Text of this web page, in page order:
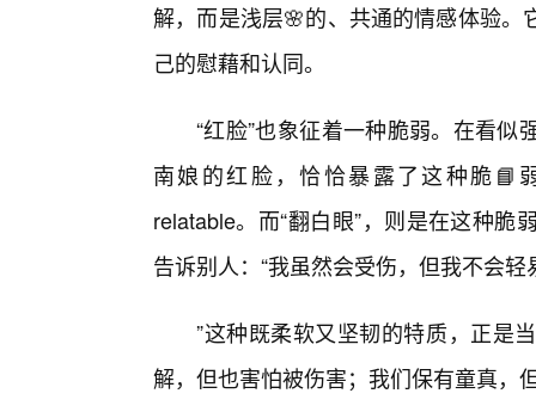
解，而是浅层🌸的、共通的情感体验
己的慰藉和认同。
“红脸”也象征着一种脆弱。在看
南娘的红脸，恰恰暴露了这种脆📘
relatable。而“翻白眼”，则是在这种
告诉别人：“我虽然会受伤，但我不会轻
”这种既柔软又坚韧的特质，正是
解，但也害怕被伤害；我们保有童真，